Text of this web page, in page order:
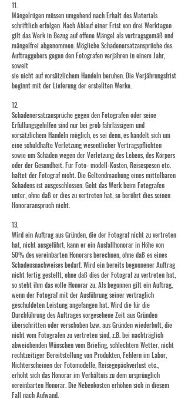
11.
Mängelrügen müssen umgehend nach Erhalt des Materials
schriftlich erfolgen. Nach Ablauf einer Frist von drei Werktagen
gilt das Werk in Bezug auf offene Mängel als vertragsgemäß und
mängelfrei abgenommen. Mögliche Schadenersatzansprüche des
Auftraggebers gegen den Fotografen verjähren in einem Jahr,
soweit
sie nicht auf vorsätzlichem Handeln beruhen. Die Verjährungsfrist
beginnt mit der Lieferung der erstellten Werke.
12.
Schadenersatzansprüche gegen den Fotografen oder seine
Erfüllungsgehilfen sind nur bei grob fahrlässigem und
vorsätzlichem Handeln möglich, es sei denn, es handelt sich um
eine schuldhafte Verletzung wesentlicher Vertragspflichten
sowie um Schäden wegen der Verletzung des Lebens, des Körpers
oder der Gesundheit. Für Foto- modell-Kosten, Reisespesen etc.
haftet der Fotograf nicht. Die Geltendmachung eines mittelbaren
Schadens ist ausgeschlossen. Geht das Werk beim Fotografen
unter, ohne daß er dies zu vertreten hat, so berührt dies seinen
Honoraranspruch nicht.
13.
Wird ein Auftrag aus Gründen, die der Fotograf nicht zu vertreten
hat, nicht ausgeführt, kann er ein Ausfallhonorar in Höhe von
50% des vereinbarten Honorars berechnen, ohne daß es eines
Schadensnachweises bedarf. Wird ein bereits begonnener Auftrag
nicht fertig gestellt, ohne daß dies der Fotograf zu vertreten hat,
so steht ihm das volle Honorar zu. Als begonnen gilt ein Auftrag,
wenn der Fotograf mit der Ausführung seiner vertraglich
geschuldeten Leistung angefangen hat. Wird die für die
Durchführung des Auftrages vorgesehene Zeit aus Gründen
überschritten oder verschoben bzw. aus Gründen wiederholt, die
nicht vom Fotografen zu vertreten sind, z.B. bei nachträglich
abweichenden Wünschen vom Briefing, schlechtem Wetter, nicht
rechtzeitiger Bereitstellung von Produkten, Fehlern im Labor,
Nichterscheinen der Fotomodelle, Reisegepäckverlust etc.,
erhöht sich das Honorar im Verhältnis zu dem ursprünglich
vereinbarten Honorar. Die Nebenkosten erhöhen sich in diesem
Fall nach Aufwand.